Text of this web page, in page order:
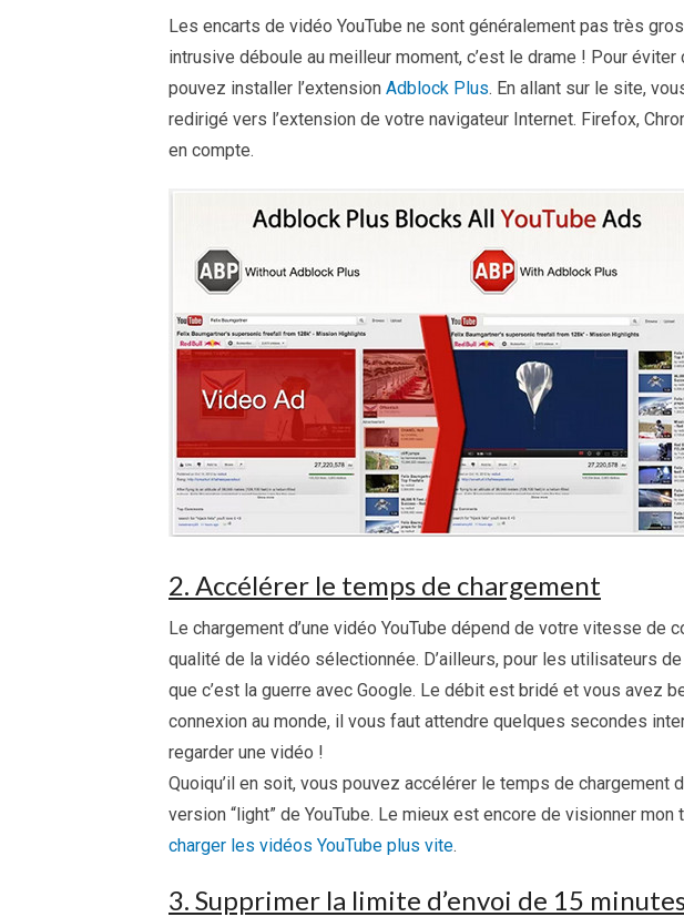
Les encarts de vidéo YouTube ne sont généralement pas très
intrusive déboule au meilleur moment, c’est le drame ! Pour
pouvez installer l’extension Adblock Plus. En allant sur le site,
redirigé vers l’extension de votre navigateur Internet. Firefox,
en compte.
2. Accélérer le temps de chargement
Le chargement d’une vidéo YouTube dépend de votre vitesse de
qualité de la vidéo sélectionnée. D’ailleurs, pour les utilisateurs
que c’est la guerre avec Google. Le débit est bridé et vous avez
connexion au monde, il vous faut attendre quelques secondes
regarder une vidéo !
Quoiqu’il en soit, vous pouvez accélérer le temps de chargement
version “light” de YouTube. Le mieux est encore de visionner
charger les vidéos YouTube plus vite.
3. Supprimer la limite d’envoi de 15